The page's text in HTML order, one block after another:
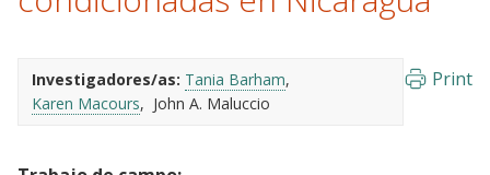
Investigadores/as: Tania Barham
Karen Macours
John A. Maluccio
Print